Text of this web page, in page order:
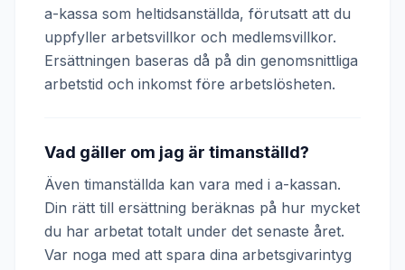
a-kassa som heltidsanställda, förutsatt att du
uppfyller arbetsvillkor och medlemsvillkor.
Ersättningen baseras då på din genomsnittliga
arbetstid och inkomst före arbetslösheten.
Vad gäller om jag är timanställd?
Även timanställda kan vara med i a-kassan.
Din rätt till ersättning beräknas på hur mycket
du har arbetat totalt under det senaste året.
Var noga med att spara dina arbetsgivarintyg